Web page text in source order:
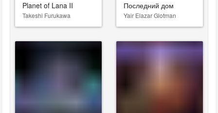
Planet of Lana II
Takeshi Furukawa
Последний дом
Yair Elazar Glotman